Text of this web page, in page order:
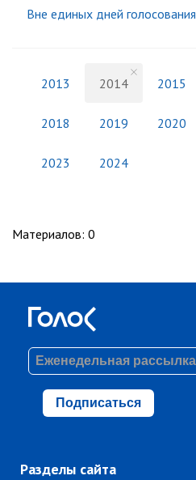
Вне единых дней голосования
2013 2014 2015
2018 2019 2020
2023 2024
Материалов: 0
Подписаться
Разделы сайта